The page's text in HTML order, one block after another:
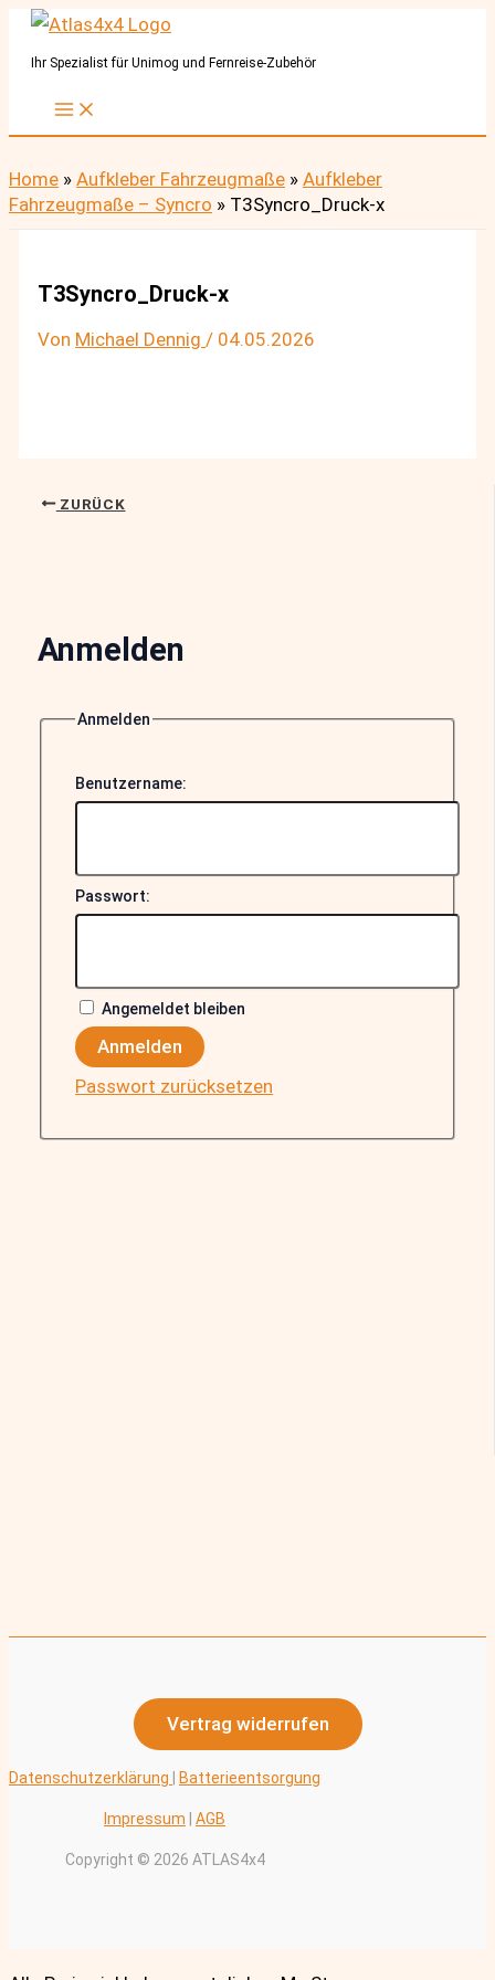
Zum
InhaltIhr Spezialist für Unimog und Fernreise-Zubehör
Home » Aufkleber Fahrzeugmaße » Aufkleber
Fahrzeugmaße – Syncro » T3Syncro_Druck-x
T3Syncro_Druck-x
Von Michael Dennig/ 04.05.2026
ZURÜCK
Anmelden
Anmelden
Benutzername:
Passwort:
Angemeldet bleiben
Anmelden
Passwort zurücksetzen
Vertrag widerrufen
Datenschutzerklärung Batterieentsorgung
Impressum AGB
Copyright © 2026 ATLAS4x4